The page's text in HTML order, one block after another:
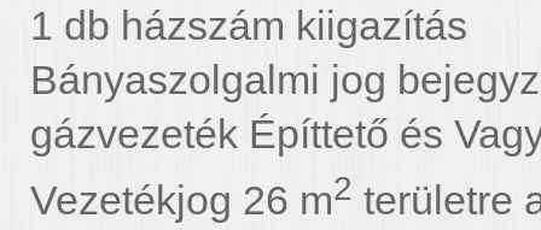
1 db házszám kiigazítás
Bányaszolgalmi jog
gázvezeték Építtető és
Vezetékjog 26 m2 területre